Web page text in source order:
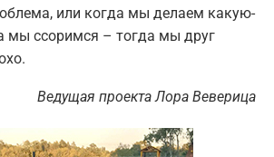
или когда мы делаем какую-
мы ссоримся – тогда мы друг
Ведущая проекта Лора Веверица